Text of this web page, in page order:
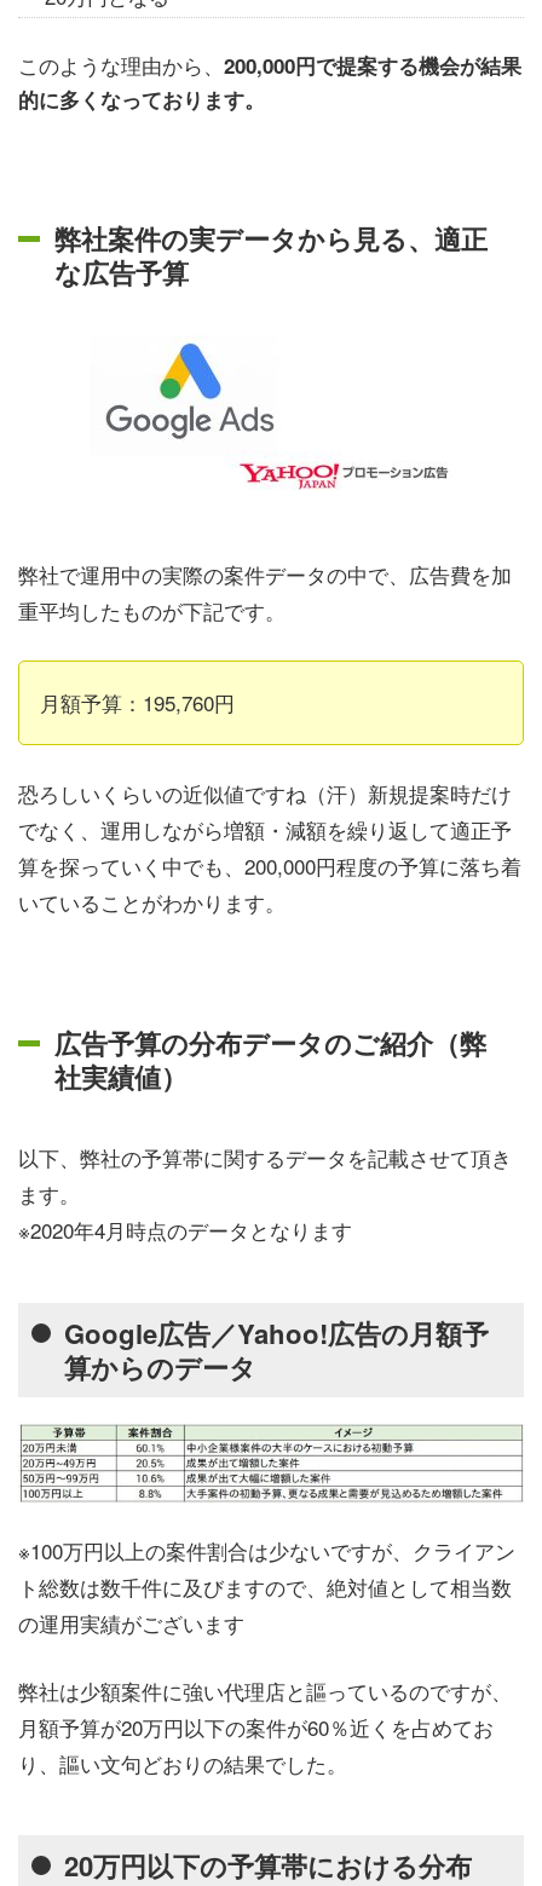
このような理由から、 200,000円で提案する機会が結果
的に多くなっております。
弊社案件の実データから見る、適正
な広告予算
弊社で運用中の実際の案件データの中で、広告費を加
重平均したものが下記です。
月額予算：195,760円
恐ろしいくらいの近似値ですね（汗）新規提案時だけ
でなく、運用しながら増額・減額を繰り返して適正予
算を探っていく中でも、200,000円程度の予算に落ち着
いていることがわかります。
広告予算の分布データのご紹介（弊
社実績値）
以下、弊社の予算帯に関するデータを記載させて頂き
ます。
※2020年4月時点のデータとなります
Google広告／Yahoo!広告の月額予
算からのデータ
※100万円以上の案件割合は少ないですが、クライアン
ト総数は数千件に及びますので、絶対値として相当数
の運用実績がございます
弊社は少額案件に強い代理店と謳っているのですが、
月額予算が20万円以下の案件が60％近くを占めてお
り、謳い文句どおりの結果でした。
20万円以下の予算帯における分布